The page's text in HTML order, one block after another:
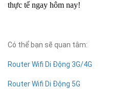
thực tế ngay hôm nay!
Có thể bạn sẽ quan tâm:
Router Wifi Di Động 3G/4G
Router Wifi Di Động 5G